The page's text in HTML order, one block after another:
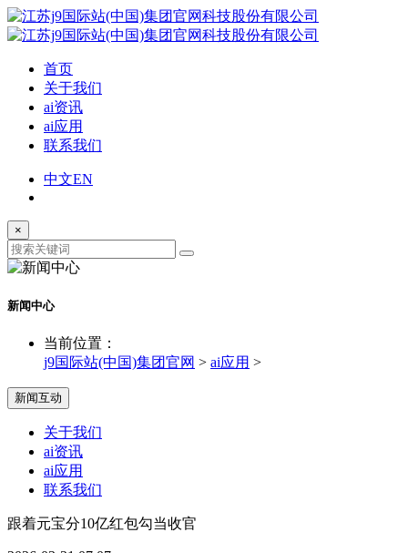
首页
关于我们
ai资讯
ai应用
联系我们
中文EN
×
新闻中心
当前位置：
j9国际站(中国)集团官网 > ai应用 >
新闻互动
关于我们
ai资讯
ai应用
联系我们
跟着元宝分10亿红包勾当收官